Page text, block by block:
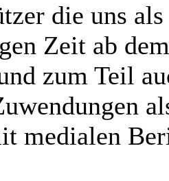
die uns
Zeit ab
zum Teil
medialen